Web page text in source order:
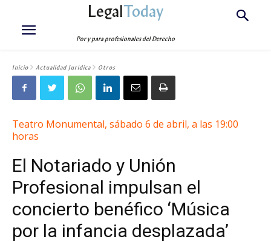
LegalToday
Por y para profesionales del Derecho
Inicio Actualidad Jurídica Otros
Teatro Monumental, sábado 6 de abril, a las 19:00
horas
El Notariado y Unión
Profesional impulsan el
concierto benéfico ‘Música
por la infancia desplazada’